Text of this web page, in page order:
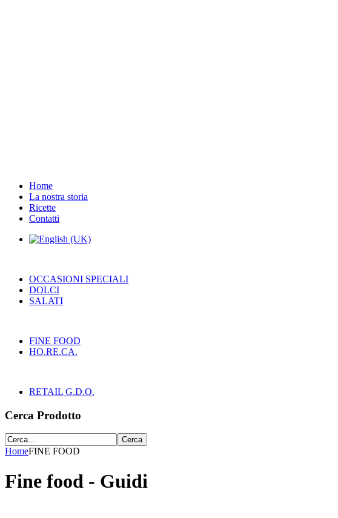
Home
La nostra storia
Ricette
Contatti
OCCASIONI SPECIALI
DOLCI
SALATI
FINE FOOD
HO.RE.CA.
RETAIL G.D.O.
Cerca Prodotto
HomeFINE FOOD
Fine food - Guidi